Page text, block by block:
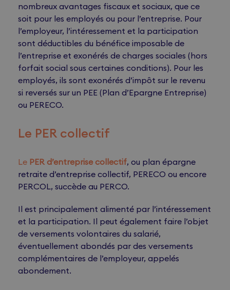
nombreux avantages fiscaux et sociaux, que ce
soit pour les employés ou pour l’entreprise. Pour
l’employeur, l’intéressement et la participation
sont déductibles du bénéfice imposable de
l’entreprise et exonérés de charges sociales (hors
forfait social sous certaines conditions). Pour les
employés, ils sont exonérés d’impôt sur le revenu
si reversés sur un PEE (Plan d’Epargne Entreprise)
ou PERECO.
Le PER collectif
Le PER d’entreprise collectif, ou plan épargne
retraite d’entreprise collectif, PERECO ou encore
PERCOL, succède au PERCO.
Il est principalement alimenté par l’intéressement
et la participation. Il peut également faire l’objet
de versements volontaires du salarié,
éventuellement abondés par des versements
complémentaires de l’employeur, appelés
abondement.